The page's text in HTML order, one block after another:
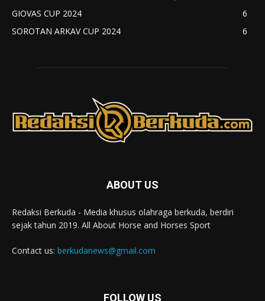
GIOVAS CUP 2024
6
SOROTAN ARKAV CUP 2024
6
ABOUT US
Redaksi Berkuda - Media khusus olahraga berkuda, berdiri
sejak tahun 2019. All About Horse and Horses Sport
Contact us: berkudanews@gmail.com
FOLLOW US